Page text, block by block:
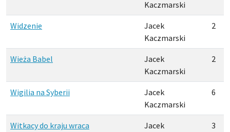
Kaczmarski
Widzenie
Jacek
Kaczmarski
2
Wieża Babel
Jacek
Kaczmarski
2
Wigilia na Syberii
Jacek
Kaczmarski
6
Witkacy do kraju wraca
Jacek
3